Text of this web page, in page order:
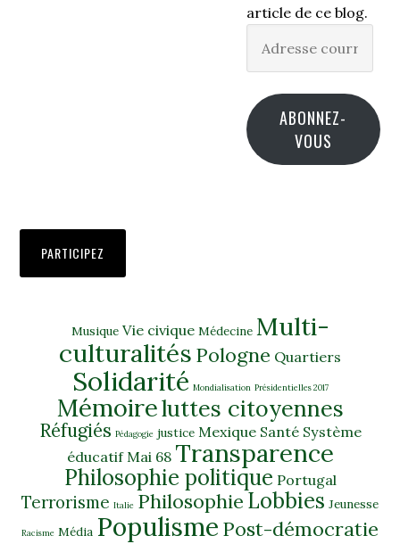
article de ce blog.
courriel
ABONNEZ-
VOUS
PARTICIPEZ
Musique Vie civique Médecine Multi-
culturalités Pologne Quartiers
Solidarité Mondialisation Présidentielles 2017
Mémoireluttes citoyennes
Réfugiés Pédagogie justice Mexique Santé Système
éducatif Mai 68 Transparence
Philosophie politique Portugal
Terrorisme Italie Philosophie Lobbies Jeunesse
Racisme Média Populisme Post-démocratie